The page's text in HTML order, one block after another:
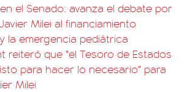
el Senado: avanza el debate por
Milei al financiamiento
la emergencia pediátrica
reiteró que "el Tesoro de Estados
para hacer lo necesario" para
Milei